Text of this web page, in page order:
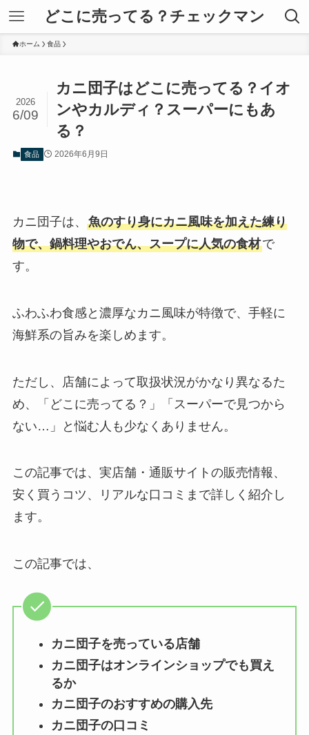
どこに売ってる？チェックマン
ホーム 食品
カニ団子はどこに売ってる？イオ
ンやカルディ？スーパーにもあ
る？
2026
6/09
食品 2026年6月9日
カニ団子は、 魚のすり身にカニ風味を加えた練り
物で、鍋料理やおでん、スープに人気の食材で
す。
ふわふわ食感と濃厚なカニ風味が特徴で、手軽に
海鮮系の旨みを楽しめます。
ただし、店舗によって取扱状況がかなり異なるた
め、「どこに売ってる？」「スーパーで見つから
ない…」と悩む人も少なくありません。
この記事では、実店舗・通販サイトの販売情報、
安く買うコツ、リアルな口コミまで詳しく紹介し
ます。
この記事では、
カニ団子を売っている店舗
カニ団子はオンラインショップでも買え
るか
カニ団子のおすすめの購入先
カニ団子の口コミ